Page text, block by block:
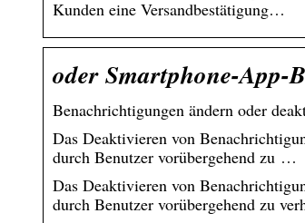
Kunden eine Versandbestätigung…
oder Smartphone-App-
Benachrichtigungen ändern oder
Das Deaktivieren von
durch Benutzer vorübergehend zu …
Das Deaktivieren von
durch Benutzer vorübergehend zu